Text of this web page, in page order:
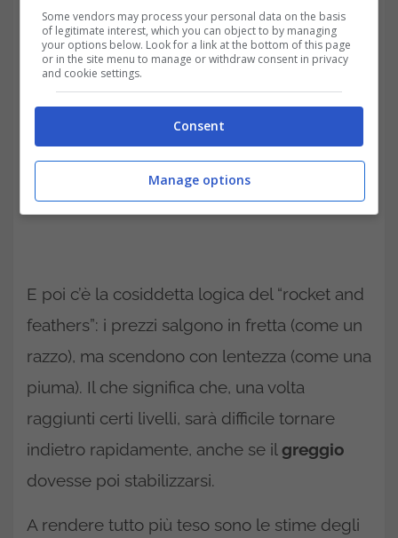
isolate.
E poi c’è la cosiddetta logica del “rocket and
feathers”: i prezzi salgono in fretta (come un
razzo), ma scendono con lentezza (come una
piuma). Il che significa che, una volta
raggiunti certi livelli, sarà difficile tornare
indietro rapidamente, anche se il greggio
dovesse poi stabilizzarsi.
A rendere tutto più teso sono le stime degli
Some vendors may process your personal data on the basis
of legitimate interest, which you can object to by managing
your options below. Look for a link at the bottom of this page
or in the site menu to manage or withdraw consent in privacy
and cookie settings.
Consent
Manage options